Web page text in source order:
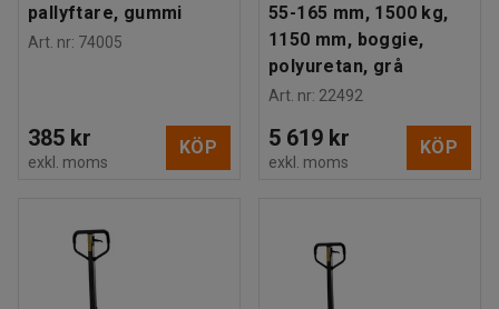
pallyftare, gummi
Art. nr: 74005
385 kr
exkl. moms
KÖP
55-165 mm, 1500 kg,
1150 mm, boggie,
polyuretan, grå
Art. nr: 22492
5 619 kr
exkl. moms
KÖP